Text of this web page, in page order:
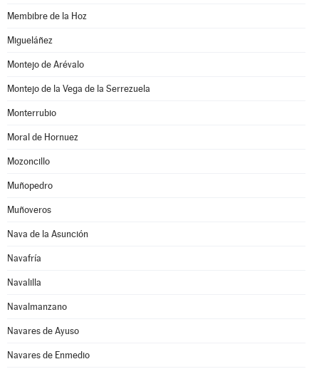
Membibre de la Hoz
Migueláñez
Montejo de Arévalo
Montejo de la Vega de la Serrezuela
Monterrubio
Moral de Hornuez
Mozoncillo
Muñopedro
Muñoveros
Nava de la Asunción
Navafría
Navalilla
Navalmanzano
Navares de Ayuso
Navares de Enmedio